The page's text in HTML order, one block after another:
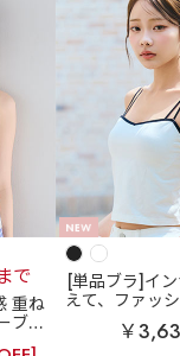
で
重ね
ブラ
ッチ
[単品ブラ]イ
えて、ファッ
バイカラー リ
ブラトップ (
￥